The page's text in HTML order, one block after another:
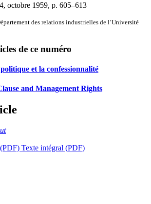
octobre 1959, p. 605–613
des relations industrielles de l’Université
de ce numéro
et la confessionnalité
and Management Rights
Texte intégral (PDF)